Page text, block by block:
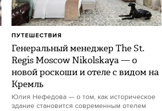
Генеральный менеджер The St.
Regis Moscow Nikolskaya — о
новой роскоши и отеле с видом на
Кремль
Юлия Нефедова — о том, как историческое
здание становится современным отелем
ПУТЕШЕСТВИЯ